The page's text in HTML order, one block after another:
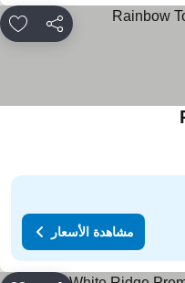
مشاركة
مشاهدة الأسعار
مشاهدة الأسعار